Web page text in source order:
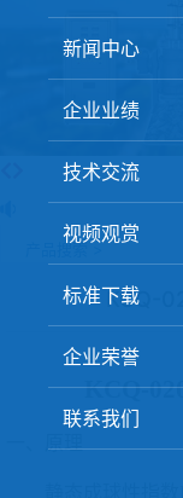
球团矿/烧结矿/
高炉配吹煤检测
冶金渣、保护
冶金石灰活性度
矿石、焦炭物
新闻中心
企业业绩
技术交流
视频观赏
标准下载
企业荣誉
联系我们
产品搜索 >
KCQ-
KCQ-